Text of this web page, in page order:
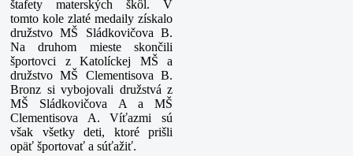
štafety materských škôl. V
tomto kole zlaté medaily získalo
družstvo MŠ Sládkovičova B.
Na druhom mieste skončili
športovci z Katolíckej MŠ a
družstvo MŠ Clementisova B.
Bronz si vybojovali družstvá z
MŠ Sládkovičova A a MŠ
Clementisova A. Víťazmi sú
však všetky deti, ktoré prišli
opäť športovať a súťažiť.